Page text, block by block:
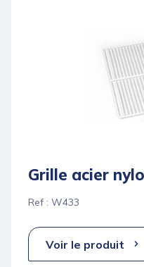
Grille acier
Ref : W433
Voir le produit